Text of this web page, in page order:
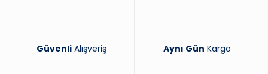
Güvenli Alışveriş Aynı Gün Kargo